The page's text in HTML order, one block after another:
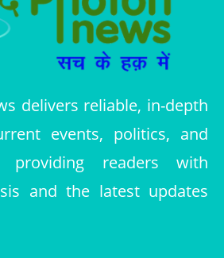
delivers reliable, in-depth
events, politics, and
providing readers with
and the latest updates